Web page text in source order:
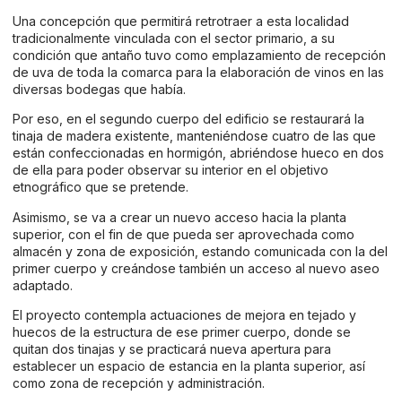
Una concepción que permitirá retrotraer a esta localidad
tradicionalmente vinculada con el sector primario, a su
condición que antaño tuvo como emplazamiento de recepción
de uva de toda la comarca para la elaboración de vinos en las
diversas bodegas que había.
Por eso, en el segundo cuerpo del edificio se restaurará la
tinaja de madera existente, manteniéndose cuatro de las que
están confeccionadas en hormigón, abriéndose hueco en dos
de ella para poder observar su interior en el objetivo
etnográfico que se pretende.
Asimismo, se va a crear un nuevo acceso hacia la planta
superior, con el fin de que pueda ser aprovechada como
almacén y zona de exposición, estando comunicada con la del
primer cuerpo y creándose también un acceso al nuevo aseo
adaptado.
El proyecto contempla actuaciones de mejora en tejado y
huecos de la estructura de ese primer cuerpo, donde se
quitan dos tinajas y se practicará nueva apertura para
establecer un espacio de estancia en la planta superior, así
como zona de recepción y administración.